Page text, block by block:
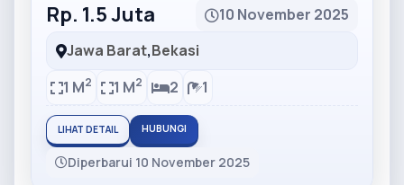
Rp. 1.5 Juta
10 November 2025
Jawa Barat,Bekasi
1 M2 1 M2 2 1
LIHAT DETAIL HUBUNGI
Diperbarui 10 November 2025